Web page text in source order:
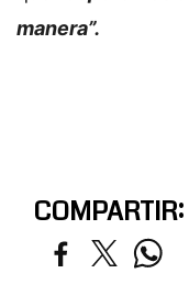
manera”.
COMPARTIR: